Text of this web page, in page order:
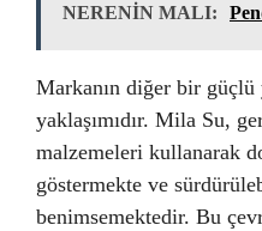
NERENİN MALI:
Markanın diğer bir güçlü
yaklaşımıdır. Mila Su,
malzemeleri kullanarak
göstermekte ve
benimsemektedir. Bu